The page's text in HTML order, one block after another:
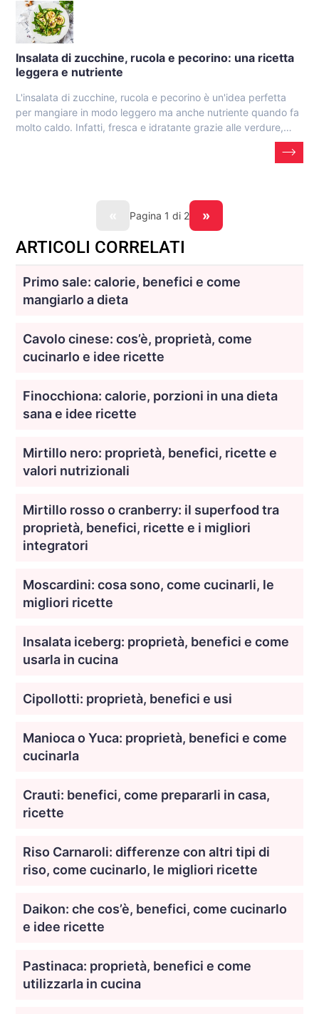
Insalata di zucchine, rucola e pecorino: una ricetta
leggera e nutriente
L'insalata di zucchine, rucola e pecorino è un'idea perfetta
per mangiare in modo leggero ma anche nutriente quando fa
molto caldo. Infatti, fresca e idratante grazie alle verdure,…
Pagina 1 di 2 »
ARTICOLI CORRELATI
Primo sale: calorie, benefici e come
mangiarlo a dieta
Cavolo cinese: cos’è, proprietà, come
cucinarlo e idee ricette
Finocchiona: calorie, porzioni in una dieta
sana e idee ricette
Mirtillo nero: proprietà, benefici, ricette e
valori nutrizionali
Mirtillo rosso o cranberry: il superfood tra
proprietà, benefici, ricette e i migliori
integratori
Moscardini: cosa sono, come cucinarli, le
migliori ricette
Insalata iceberg: proprietà, benefici e come
usarla in cucina
Cipollotti: proprietà, benefici e usi
Manioca o Yuca: proprietà, benefici e come
cucinarla
Crauti: benefici, come prepararli in casa,
ricette
Riso Carnaroli: differenze con altri tipi di
riso, come cucinarlo, le migliori ricette
Daikon: che cos’è, benefici, come cucinarlo
e idee ricette
Pastinaca: proprietà, benefici e come
utilizzarla in cucina